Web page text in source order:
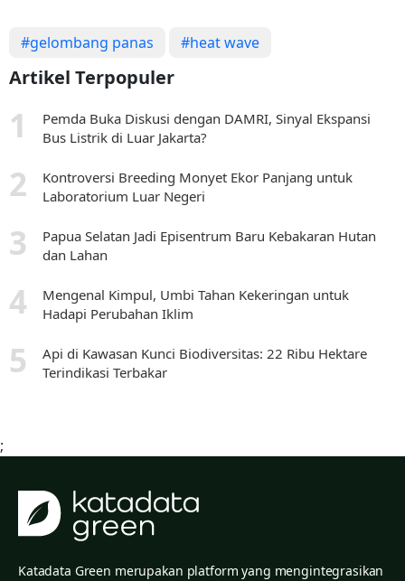
#gelombang panas #heat wave
Artikel Terpopuler
Pemda Buka Diskusi dengan DAMRI, Sinyal Ekspansi
Bus Listrik di Luar Jakarta?
Kontroversi Breeding Monyet Ekor Panjang untuk
Laboratorium Luar Negeri
Papua Selatan Jadi Episentrum Baru Kebakaran Hutan
dan Lahan
Mengenal Kimpul, Umbi Tahan Kekeringan untuk
Hadapi Perubahan Iklim
Api di Kawasan Kunci Biodiversitas: 22 Ribu Hektare
Terindikasi Terbakar
;
Katadata Green merupakan platform yang mengintegrasikan